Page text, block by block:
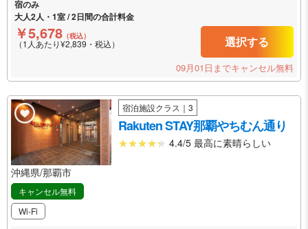
宿のみ
大人2人・1室 / 2日間の合計料金
￥5,678 （税込）
（1人あたり¥2,839・税込） 選択する
09月01日までキャンセル無料
宿泊施設クラス｜3
Rakuten STAY那覇やちむん通り
4.4/5 最高に素晴らしい
沖縄県/那覇市
キャンセル無料
Wi-Fi